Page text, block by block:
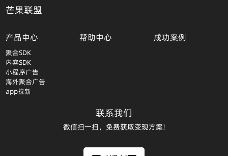
芒果联盟
产品中心
聚合SDK
内容SDK
小程序广告
海外聚合广告
app拉新
帮助中心 成功案例
联系我们
微信扫一扫，免费获取变现方案!